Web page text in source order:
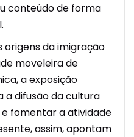
conteúdo de forma
da imigração
moveleira de
a exposição
difusão da cultura
fomentar a atividade
assim, apontam